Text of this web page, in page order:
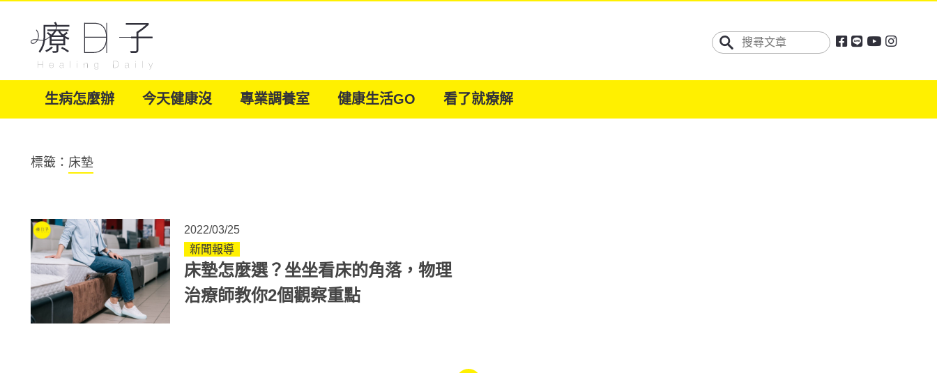
生病怎麼辦 今天健康沒 專業調養室 健康生活GO 看了就療解
標籤： 床墊
2022/03/25
新聞報導
床墊怎麼選？坐坐看床的角落，物理
治療師教你2個觀察重點